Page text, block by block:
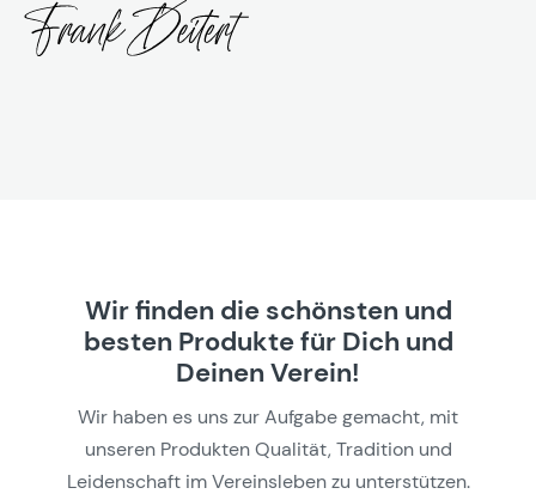
Wir finden die schönsten und
besten Produkte für Dich und
Deinen Verein!
Wir haben es uns zur Aufgabe gemacht, mit
unseren Produkten Qualität, Tradition und
Leidenschaft im Vereinsleben zu unterstützen.